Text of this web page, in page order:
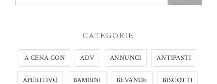
CATEGORIE
A CENA CON ADV ANNUNCI ANTIPASTI
APERITIVO BAMBINI BEVANDE BISCOTTI